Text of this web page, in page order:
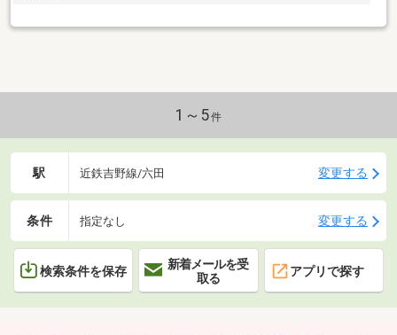
1～5件
駅 近鉄吉野線/六田 変更する
条件 指定なし 変更する
検索条件を保存
新着メールを受
取る
アプリで探す